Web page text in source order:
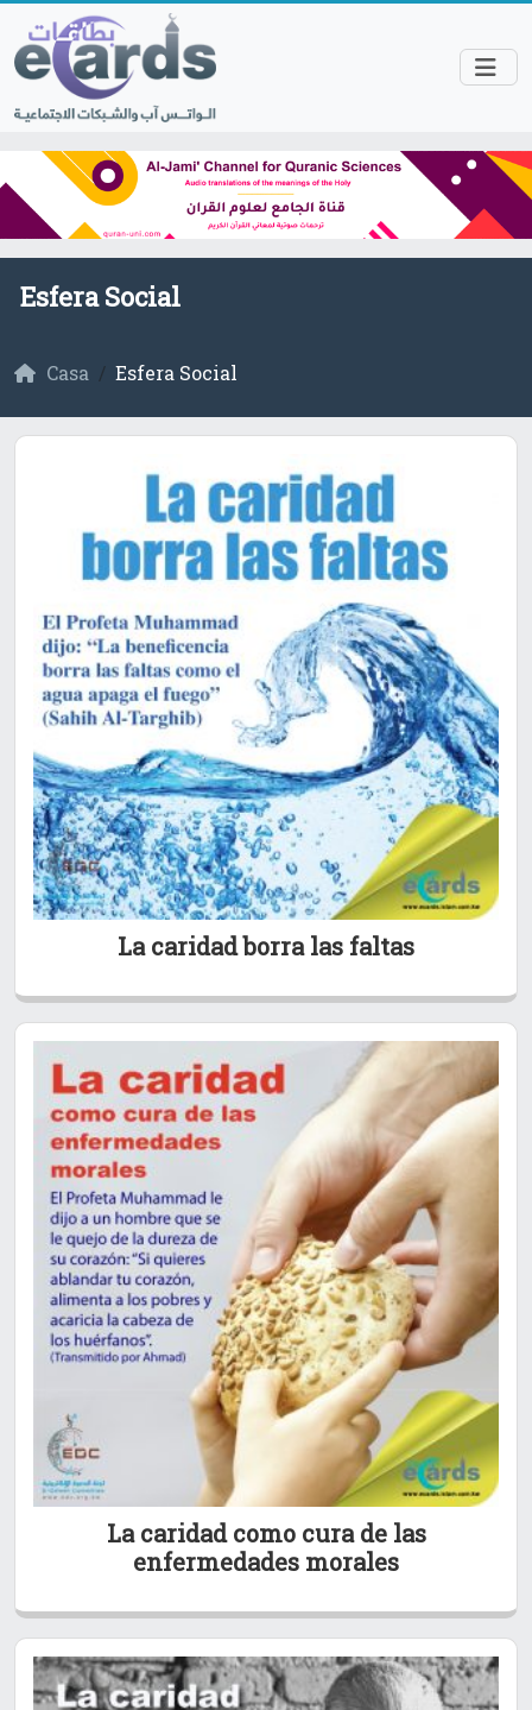
Esfera Social
Casa Esfera Social
La caridad borra las faltas
La caridad como cura de las
enfermedades morales